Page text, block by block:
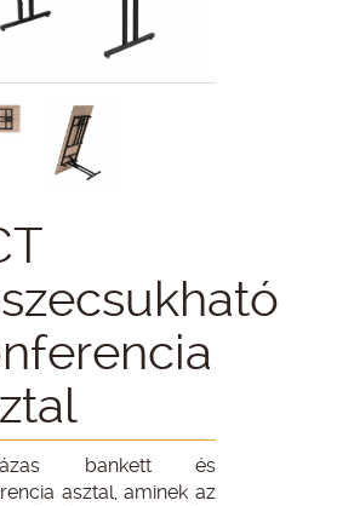
bankett és
asztal, aminek az